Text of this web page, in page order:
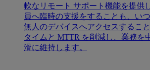
軟なリモート サポート機能を提供
員へ臨時の支援をすることも、い
無人のデバイスへアクセスするこ
タイムと MTTR を削減し、業務を
滑に維持します。